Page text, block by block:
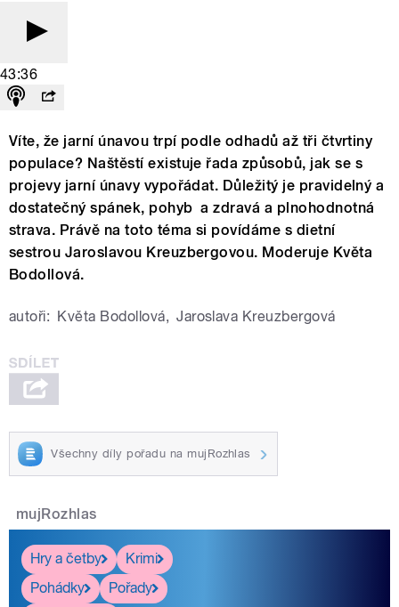
43:36
Víte, že jarní únavou trpí podle odhadů až tři čtvrtiny
populace? Naštěstí existuje řada způsobů, jak se s
projevy jarní únavy vypořádat. Důležitý je pravidelný a
dostatečný spánek, pohyb a zdravá a plnohodnotná
strava. Právě na toto téma si povídáme s dietní
sestrou Jaroslavou Kreuzbergovou. Moderuje Květa
Bodollová.
autoři: Květa Bodollová, Jaroslava Kreuzbergová
Všechny díly pořadu na mujRozhlas
mujRozhlas
Hry a četby
Krimi
Pohádky
Pořady